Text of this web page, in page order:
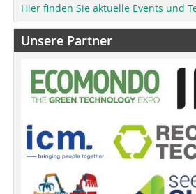
Hier finden Sie aktuelle Events und
Unsere Partner